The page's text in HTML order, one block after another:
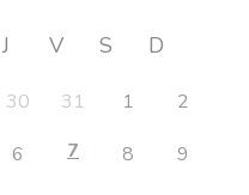
J V S D
30 31 1
2
6 7 8 9